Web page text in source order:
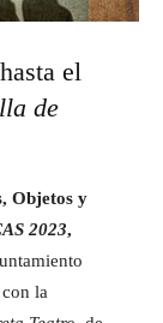
el
de
Objetos y
2023,
con la